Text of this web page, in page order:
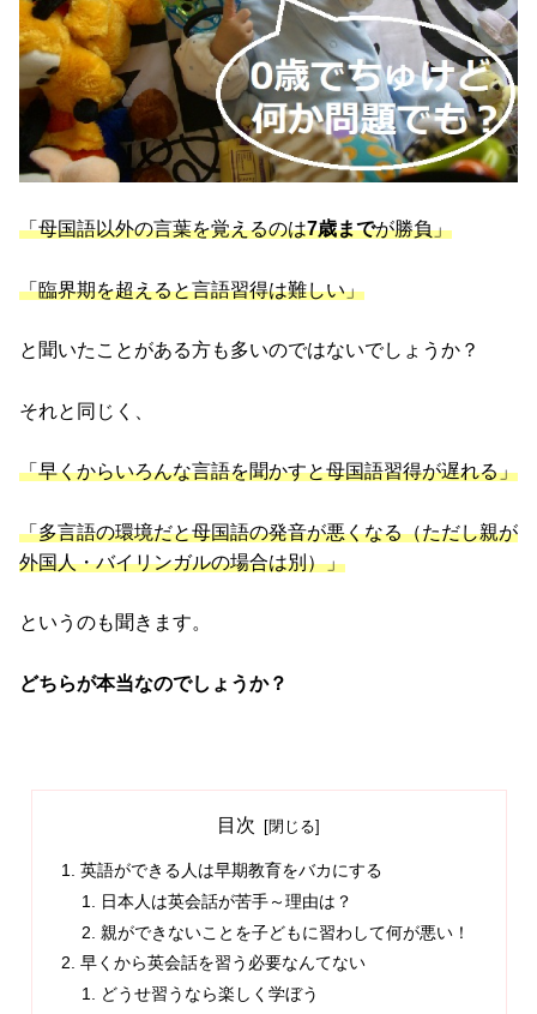
「母国語以外の言葉を覚えるのは7歳までが勝負」
「臨界期を超えると言語習得は難しい」
と聞いたことがある方も多いのではないでしょうか？
それと同じく、
「早くからいろんな言語を聞かすと母国語習得が遅れる」
「多言語の環境だと母国語の発音が悪くなる（ただし親が
外国人・バイリンガルの場合は別）」
というのも聞きます。
どちらが本当なのでしょうか？
目次
英語ができる人は早期教育をバカにする
日本人は英会話が苦手～理由は？
親ができないことを子どもに習わして何が悪い！
早くから英会話を習う必要なんてない
どうせ習うなら楽しく学ぼう